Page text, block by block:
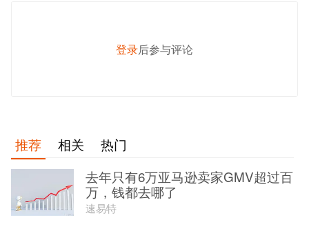
登录后参与评论
推荐 相关
热门
去年只有6万亚马逊卖家GMV超过百
万，钱都去哪了
速易特